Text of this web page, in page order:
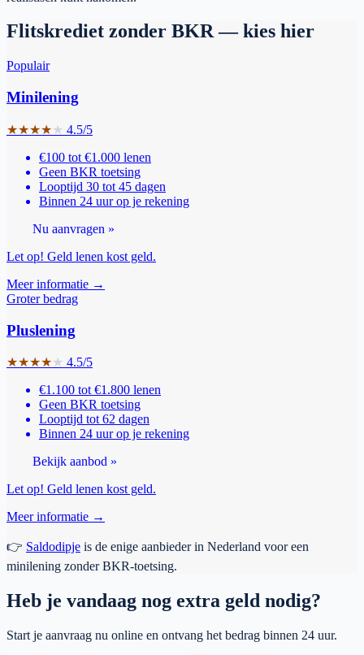
Flitskrediet zonder BKR — kies hier
Populair
Minilening
★★★★★ 4.5/5
€100 tot €1.000 lenen
Geen BKR toetsing
Looptijd 30 tot 45 dagen
Binnen 24 uur op je rekening
Nu aanvragen »
Let op! Geld lenen kost geld.
Meer informatie →
Groter bedrag
Pluslening
★★★★★ 4.5/5
€1.100 tot €1.800 lenen
Geen BKR toetsing
Looptijd tot 62 dagen
Binnen 24 uur op je rekening
Bekijk aanbod »
Let op! Geld lenen kost geld.
Meer informatie →
👉 Saldodipje is de enige aanbieder in Nederland voor een
minilening zonder BKR-toetsing.
Heb je vandaag nog extra geld nodig?
Start je aanvraag nu online en ontvang het bedrag binnen 24 uur.